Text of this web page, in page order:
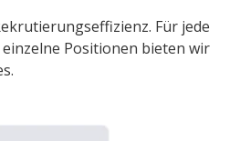
Für jede
Positionen bieten wir